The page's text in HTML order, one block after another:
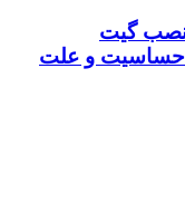
نصب گیت
حساسیت و علت